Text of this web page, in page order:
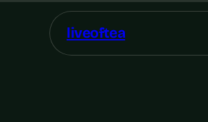
liveoftea